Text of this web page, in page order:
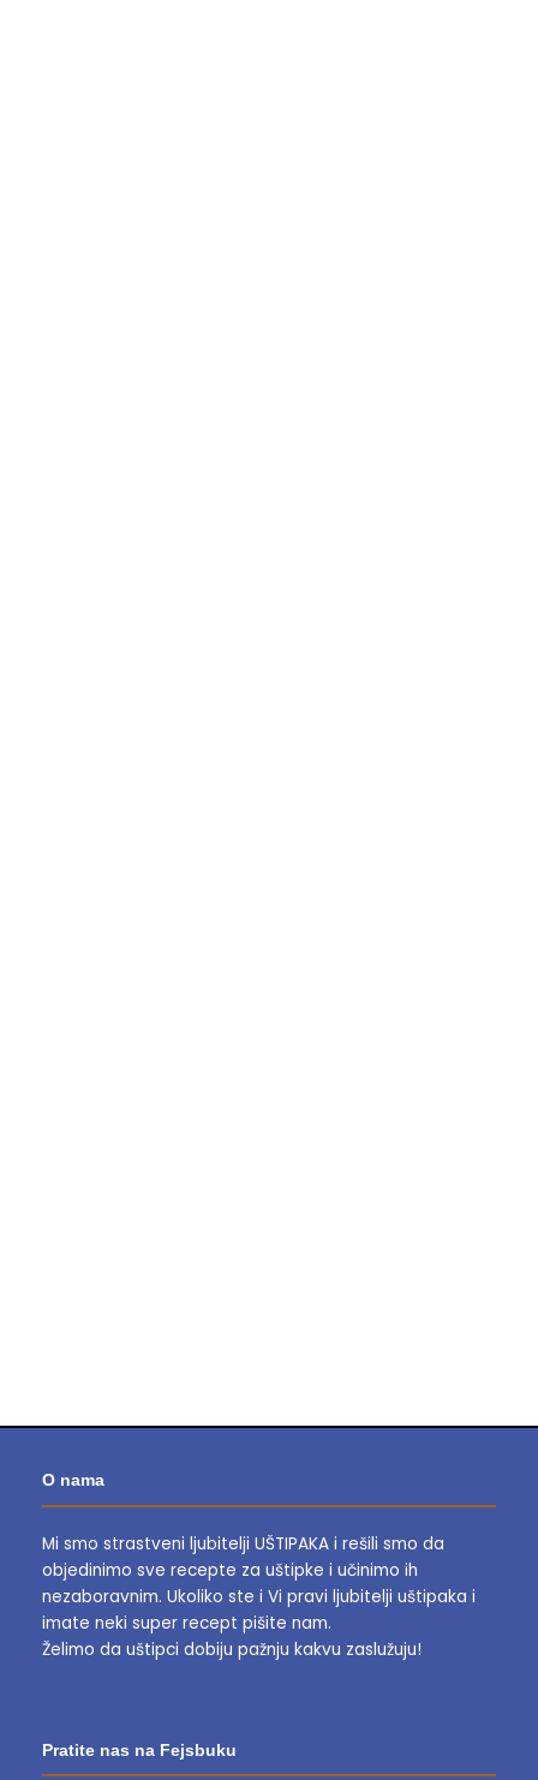
O nama
Mi smo strastveni ljubitelji UŠTIPAKA i rešili smo da
objedinimo sve recepte za uštipke i učinimo ih
nezaboravnim. Ukoliko ste i Vi pravi ljubitelji uštipaka i
imate neki super recept pišite nam.
Želimo da uštipci dobiju pažnju kakvu zaslužuju!
Pratite nas na Fejsbuku